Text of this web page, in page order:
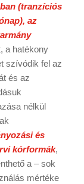
(tranzíciós
az
a hatékony
szívódik fel az
és az
nélkül
és
kórformák,
a – sok
mértéke